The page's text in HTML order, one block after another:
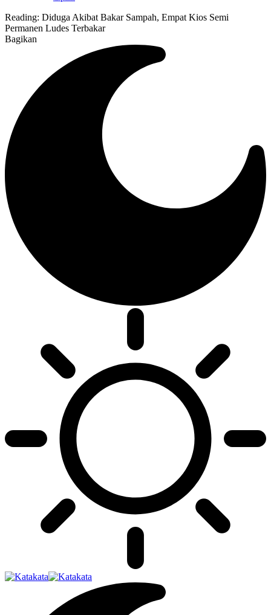
Reading: Diduga Akibat Bakar Sampah, Empat Kios Semi
Permanen Ludes Terbakar
Bagikan